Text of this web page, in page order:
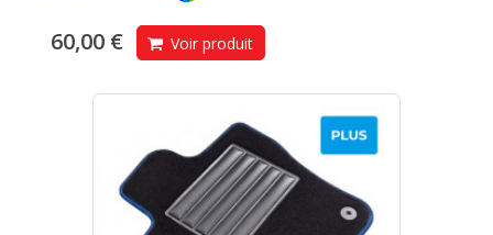
60,00 € Voir produit